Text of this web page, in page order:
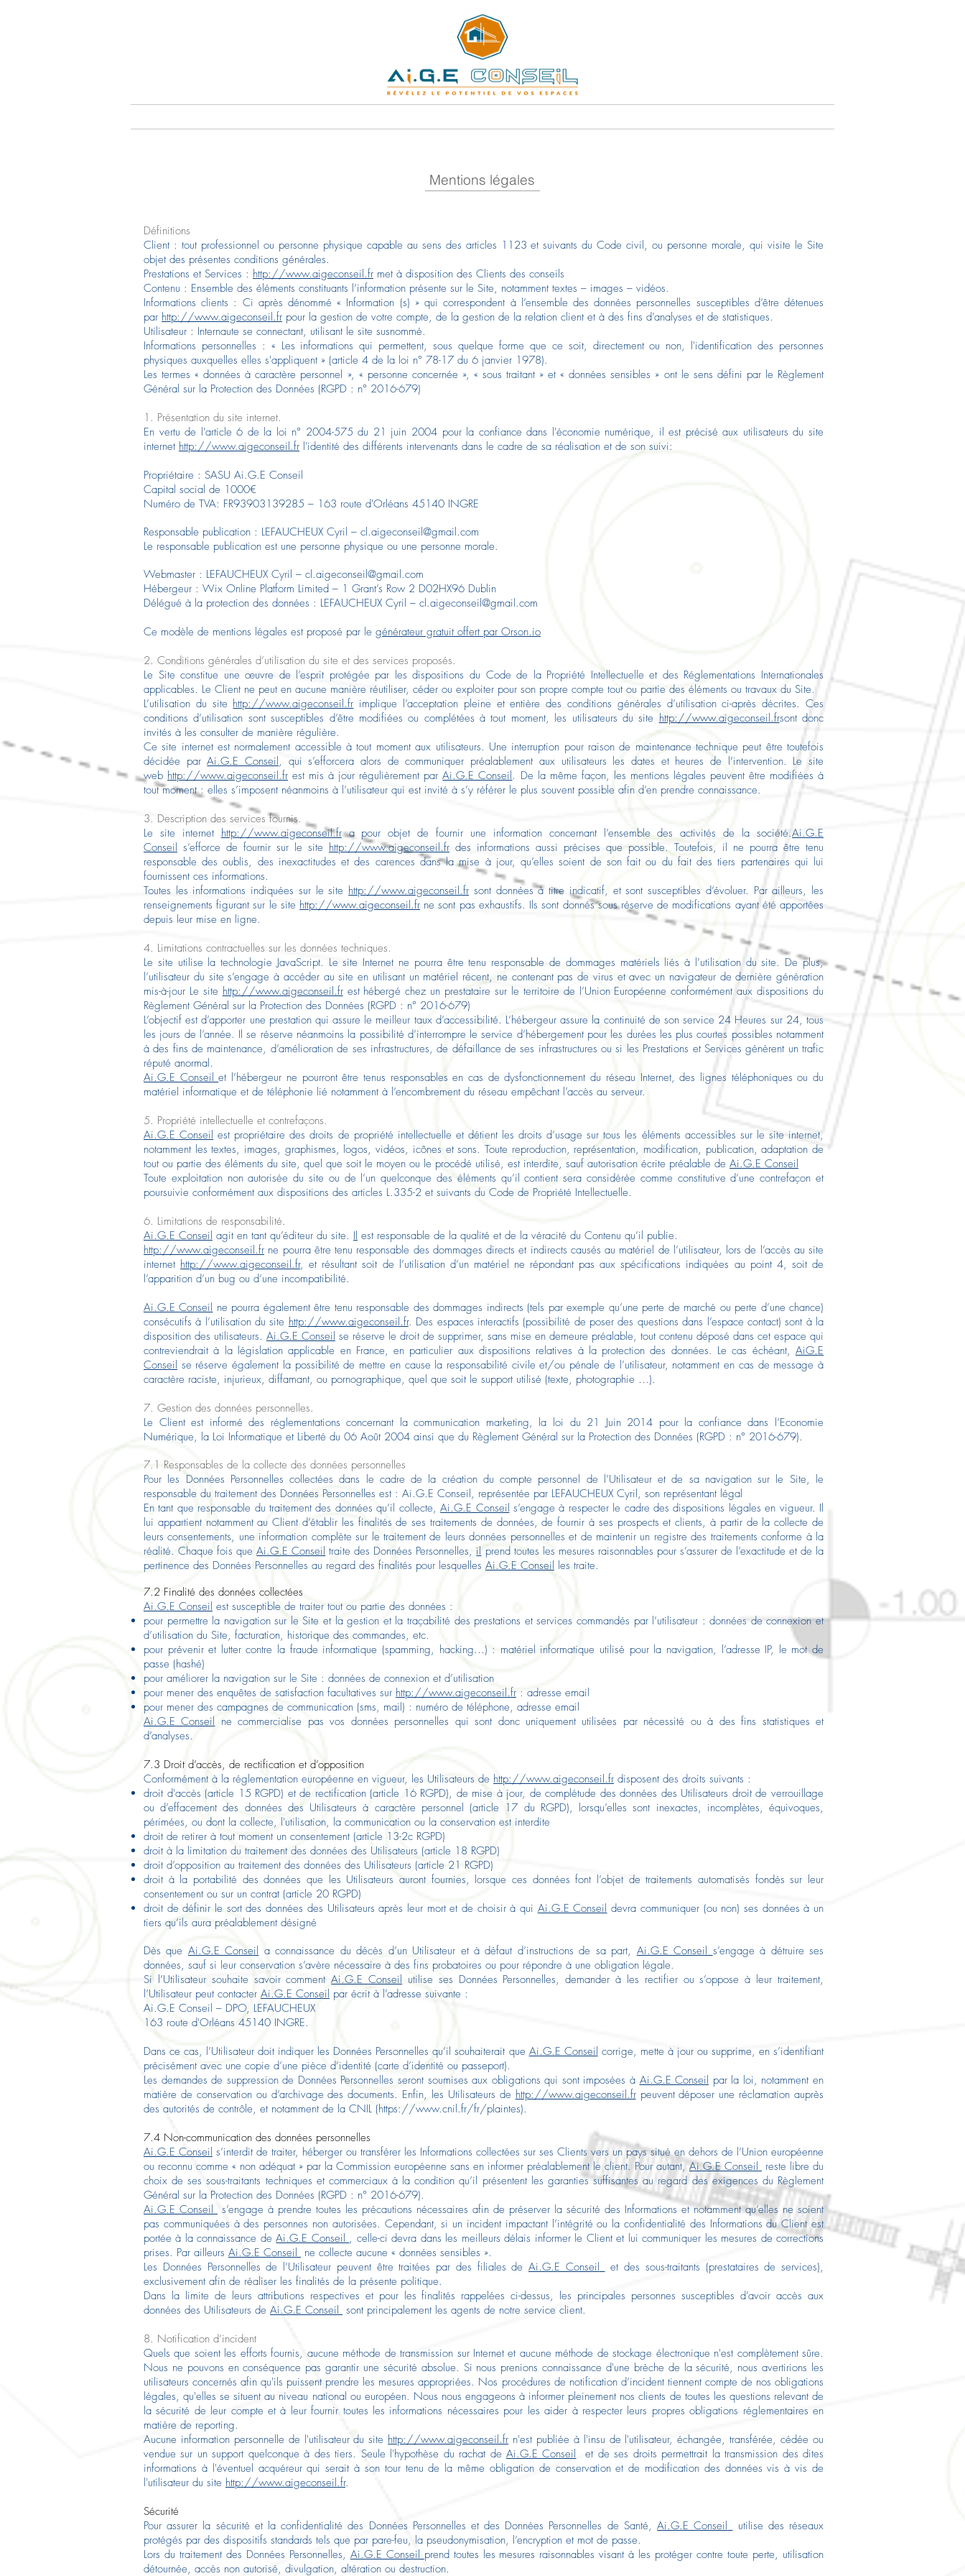
Mentions légales
Définitions
Client : tout professionnel ou personne physique capable au sens des articles 1123 et suivants du Code civil, ou personne morale, qui visite le Site
objet des présentes conditions générales.
Prestations et Services : http://www.aigeconseil.fr met à disposition des Clients des conseils
Contenu : Ensemble des éléments constituants l’information présente sur le Site, notamment textes – images – vidéos.
Informations clients : Ci après dénommé « Information (s) » qui correspondent à l’ensemble des données personnelles susceptibles d’être détenues
par http://www.aigeconseil.fr pour la gestion de votre compte, de la gestion de la relation client et à des fins d’analyses et de statistiques.
Utilisateur : Internaute se connectant, utilisant le site susnommé.
Informations personnelles : « Les informations qui permettent, sous quelque forme que ce soit, directement ou non, l'identification des personnes
physiques auxquelles elles s'appliquent » (article 4 de la loi n° 78-17 du 6 janvier 1978).
Les termes « données à caractère personnel », « personne concernée », « sous traitant » et « données sensibles » ont le sens défini par le Règlement
Général sur la Protection des Données (RGPD : n° 2016-679)
1. Présentation du site internet.
En vertu de l'article 6 de la loi n° 2004-575 du 21 juin 2004 pour la confiance dans l'économie numérique, il est précisé aux utilisateurs du site
internet http://www.aigeconseil.fr l'identité des différents intervenants dans le cadre de sa réalisation et de son suivi:
Propriétaire : SASU Ai.G.E Conseil
Capital social de 1000€
Numéro de TVA: FR93903139285 – 163 route d'Orléans 45140 INGRE
Responsable publication : LEFAUCHEUX Cyril – cl.aigeconseil@gmail.com
Le responsable publication est une personne physique ou une personne morale.
Webmaster : LEFAUCHEUX Cyril – cl.aigeconseil@gmail.com
Hébergeur : Wix Online Platform Limited – 1 Grant’s Row 2 D02HX96 Dublin
Délégué à la protection des données : LEFAUCHEUX Cyril – cl.aigeconseil@gmail.com
Ce modèle de mentions légales est proposé par le générateur gratuit offert par Orson.io
2. Conditions générales d’utilisation du site et des services proposés.
Le Site constitue une œuvre de l’esprit protégée par les dispositions du Code de la Propriété Intellectuelle et des Réglementations Internationales
applicables. Le Client ne peut en aucune manière réutiliser, céder ou exploiter pour son propre compte tout ou partie des éléments ou travaux du Site.
L’utilisation du site http://www.aigeconseil.fr implique l’acceptation pleine et entière des conditions générales d’utilisation ci-après décrites. Ces
conditions d’utilisation sont susceptibles d’être modifiées ou complétées à tout moment, les utilisateurs du site http://www.aigeconseil.frsont donc
invités à les consulter de manière régulière.
Ce site internet est normalement accessible à tout moment aux utilisateurs. Une interruption pour raison de maintenance technique peut être toutefois
décidée parAi.G.E Conseil, qui s’efforcera alors de communiquer préalablement aux utilisateurs les dates et heures de l’intervention. Le site
web http://www.aigeconseil.fr est mis à jour régulièrement parAi.G.E Conseil. De la même façon, les mentions légales peuvent être modifiées à
tout moment : elles s’imposent néanmoins à l’utilisateur qui est invité à s’y référer le plus souvent possible afin d’en prendre connaissance.
3. Description des services fournis.
Le site internet http://www.aigeconseil.fra pour objet de fournir une information concernant l’ensemble des activités de la société.Ai.G.E
Conseil s’efforce de fournir sur le site http://www.aigeconseil.fr des informations aussi précises que possible. Toutefois, il ne pourra être tenu
responsable des oublis, des inexactitudes et des carences dans la mise à jour, qu’elles soient de son fait ou du fait des tiers partenaires qui lui
fournissent ces informations.
Toutes les informations indiquées sur le site http://www.aigeconseil.fr sont données à titre indicatif, et sont susceptibles d’évoluer. Par ailleurs, les
renseignements figurant sur le site http://www.aigeconseil.fr ne sont pas exhaustifs. Ils sont donnés sous réserve de modifications ayant été apportées
depuis leur mise en ligne.
4. Limitations contractuelles sur les données techniques.
Le site utilise la technologie JavaScript. Le site Internet ne pourra être tenu responsable de dommages matériels liés à l’utilisation du site. De plus,
l’utilisateur du site s’engage à accéder au site en utilisant un matériel récent, ne contenant pas de virus et avec un navigateur de dernière génération
mis-à-jour Le site http://www.aigeconseil.frest hébergé chez un prestataire sur le territoire de l’Union Européenne conformément aux dispositions du
Règlement Général sur la Protection des Données (RGPD : n° 2016-679)
L’objectif est d’apporter une prestation qui assure le meilleur taux d’accessibilité. L’hébergeur assure la continuité de son service 24 Heures sur 24, tous
les jours de l’année. Il se réserve néanmoins la possibilité d’interrompre le service d’hébergement pour les durées les plus courtes possibles notamment
à des fins de maintenance, d’amélioration de ses infrastructures, de défaillance de ses infrastructures ou si les Prestations et Services génèrent un trafic
réputé anormal.
Ai.G.E Conseilet l’hébergeur ne pourront être tenus responsables en cas de dysfonctionnement du réseau Internet, des lignes téléphoniques ou du
matériel informatique et de téléphonie lié notamment à l’encombrement du réseau empêchant l’accès au serveur.
5. Propriété intellectuelle et contrefaçons.
Ai.G.E Conseil est propriétaire des droits de propriété intellectuelle et détient les droits d’usage sur tous les éléments accessibles sur le site internet,
notamment les textes, images, graphismes, logos, vidéos, icônes et sons. Toute reproduction, représentation, modification, publication, adaptation de
tout ou partie des éléments du site, quel que soit le moyen ou le procédé utilisé, est interdite, sauf autorisation écrite préalable de Ai.G.E Conseil
Toute exploitation non autorisée du site ou de l’un quelconque des éléments qu’il contient sera considérée comme constitutive d’une contrefaçon et
poursuivie conformément aux dispositions des articles L.335-2 et suivants du Code de Propriété Intellectuelle.
6. Limitations de responsabilité.
Ai.G.E Conseil agit en tant qu’éditeur du site. Il est responsable de la qualité et de la véracité du Contenu qu’il publie.
http://www.aigeconseil.fr ne pourra être tenu responsable des dommages directs et indirects causés au matériel de l’utilisateur, lors de l’accès au site
internet http://www.aigeconseil.fr, et résultant soit de l’utilisation d’un matériel ne répondant pas aux spécifications indiquées au point 4, soit de
l’apparition d’un bug ou d’une incompatibilité.
Ai.G.EConseil ne pourra également être tenu responsable des dommages indirects (tels par exemple qu’une perte de marché ou perte d’une chance)
consécutifs à l’utilisation du site http://www.aigeconseil.fr. Des espaces interactifs (possibilité de poser des questions dans l’espace contact) sont à la
disposition des utilisateurs. Ai.G.E Conseil se réserve le droit de supprimer, sans mise en demeure préalable, tout contenu déposé dans cet espace qui
contreviendrait à la législation applicable en France, en particulier aux dispositions relatives à la protection des données. Le cas échéant, AiG.E
Conseil se réserve également la possibilité de mettre en cause la responsabilité civile et/ou pénale de l’utilisateur, notamment en cas de message à
caractère raciste, injurieux, diffamant, ou pornographique, quel que soit le support utilisé (texte, photographie …).
7. Gestion des données personnelles.
Le Client est informé des réglementations concernant la communication marketing, la loi du 21 Juin 2014 pour la confiance dans l’Economie
Numérique, la Loi Informatique et Liberté du 06 Août 2004 ainsi que du Règlement Général sur la Protection des Données (RGPD : n° 2016-679).
7.1 Responsables de la collecte des données personnelles
Pour les Données Personnelles collectées dans le cadre de la création du compte personnel de l’Utilisateur et de sa navigation sur le Site, le
responsable du traitement des Données Personnelles est : Ai.G.E Conseil, représentée par LEFAUCHEUX Cyril, son représentant légal
En tant que responsable du traitement des données qu’il collecte,Ai.G.E Conseil s’engage à respecter le cadre des dispositions légales en vigueur. Il
lui appartient notamment au Client d’établir les finalités de ses traitements de données, de fournir à ses prospects et clients, à partir de la collecte de
leurs consentements, une information complète sur le traitement de leurs données personnelles et de maintenir un registre des traitements conforme à la
réalité. Chaque fois queAi.G.E Conseil traite des Données Personnelles, ilprend toutes les mesures raisonnables pour s’assurer de l’exactitude et de la
pertinence des Données Personnelles au regard des finalités pour lesquelles Ai.G.E Conseil les traite.
7.2 Finalité des données collectées
Ai.G.E Conseil est susceptible de traiter tout ou partie des données :
pour permettre la navigation sur le Site et la gestion et la traçabilité des prestations et services commandés par l’utilisateur : données de connexion et
d’utilisation du Site, facturation, historique des commandes, etc.
pour prévenir et lutter contre la fraude informatique (spamming, hacking…) : matériel informatique utilisé pour la navigation, l’adresse IP, le mot de
passe (hashé)
pour améliorer la navigation sur le Site : données de connexion et d’utilisation
pour mener des enquêtes de satisfaction facultatives sur http://www.aigeconseil.fr : adresse email
pour mener des campagnes de communication (sms, mail) : numéro de téléphone, adresse email
Ai.G.E Conseil ne commercialise pas vos données personnelles qui sont donc uniquement utilisées par nécessité ou à des fins statistiques et
d’analyses.
7.3 Droit d’accès, de rectification et d’opposition
Conformément à la réglementation européenne en vigueur, les Utilisateurs de http://www.aigeconseil.fr disposent des droits suivants :
droit d'accès (article 15 RGPD) et de rectification (article 16 RGPD), de mise à jour, de complétude des données des Utilisateurs droit de verrouillage
ou d’effacement des données des Utilisateurs à caractère personnel (article 17 du RGPD), lorsqu’elles sont inexactes, incomplètes, équivoques,
périmées, ou dont la collecte, l'utilisation, la communication ou la conservation est interdite
droit de retirer à tout moment un consentement (article 13-2c RGPD)
droit à la limitation du traitement des données des Utilisateurs (article 18 RGPD)
droit d’opposition au traitement des données des Utilisateurs (article 21 RGPD)
droit à la portabilité des données que les Utilisateurs auront fournies, lorsque ces données font l’objet de traitements automatisés fondés sur leur
consentement ou sur un contrat (article 20 RGPD)
droit de définir le sort des données des Utilisateurs après leur mort et de choisir à qui Ai.G.E Conseil devra communiquer (ou non) ses données à un
tiers qu’ils aura préalablement désigné
Dès que Ai.G.E Conseil a connaissance du décès d’un Utilisateur et à défaut d’instructions de sa part, Ai.G.E Conseil s’engage à détruire ses
données, sauf si leur conservation s’avère nécessaire à des fins probatoires ou pour répondre à une obligation légale.
Si l’Utilisateur souhaite savoir commentAi.G.E Conseil utilise ses Données Personnelles, demander à les rectifier ou s’oppose à leur traitement,
l’Utilisateur peut contacter Ai.G.E Conseil par écrit à l’adresse suivante :
Ai.G.E Conseil – DPO, LEFAUCHEUX
163 route d'Orléans 45140 INGRE.
Dans ce cas, l’Utilisateur doit indiquer les Données Personnelles qu’il souhaiterait que Ai.G.E Conseil corrige, mette à jour ou supprime, en s’identifiant
précisément avec une copie d’une pièce d’identité (carte d’identité ou passeport).
Les demandes de suppression de Données Personnelles seront soumises aux obligations qui sont imposées à Ai.G.E Conseil par la loi, notamment en
matière de conservation ou d’archivage des documents. Enfin, les Utilisateurs de http://www.aigeconseil.frpeuvent déposer une réclamation auprès
des autorités de contrôle, et notamment de la CNIL (https://www.cnil.fr/fr/plaintes).
7.4 Non-communication des données personnelles
Ai.G.E Conseil s’interdit de traiter, héberger ou transférer les Informations collectées sur ses Clients vers un pays situé en dehors de l’Union européenne
ou reconnu comme « non adéquat » par la Commission européenne sans en informer préalablement le client. Pour autant,Ai.G.E Conseil reste libre du
choix de ses sous-traitants techniques et commerciaux à la condition qu’il présentent les garanties suffisantes au regard des exigences du Règlement
Général sur la Protection des Données (RGPD : n° 2016-679).
Ai.G.E Conseil
s’engage à prendre toutes les précautions nécessaires afin de préserver la sécurité des Informations et notamment qu’elles ne soient
pas communiquées à des personnes non autorisées. Cependant, si un incident impactant l’intégrité ou la confidentialité des Informations du Client est
portée à la connaissance deAi.G.E Conseil , celle-ci devra dans les meilleurs délais informer le Client et lui communiquer les mesures de corrections
prises. Par ailleurs Ai.G.E Conseil ne collecte aucune « données sensibles ».
Les Données Personnelles de l’Utilisateur peuvent être traitées par des filiales de Ai.G.E Conseil
et des sous-traitants (prestataires de services),
exclusivement afin de réaliser les finalités de la présente politique.
Dans la limite de leurs attributions respectives et pour les finalités rappelées ci-dessus, les principales personnes susceptibles d’avoir accès aux
données des Utilisateurs de Ai.G.E Conseil sont principalement les agents de notre service client.
8. Notification d’incident
Quels que soient les efforts fournis, aucune méthode de transmission sur Internet et aucune méthode de stockage électronique n'est complètement sûre.
Nous ne pouvons en conséquence pas garantir une sécurité absolue. Si nous prenions connaissance d'une brèche de la sécurité, nous avertirions les
utilisateurs concernés afin qu'ils puissent prendre les mesures appropriées. Nos procédures de notification d’incident tiennent compte de nos obligations
légales, qu'elles se situent au niveau national ou européen. Nous nous engageons à informer pleinement nos clients de toutes les questions relevant de
la sécurité de leur compte et à leur fournir toutes les informations nécessaires pour les aider à respecter leurs propres obligations réglementaires en
matière de reporting.
Aucune information personnelle de l'utilisateur du site http://www.aigeconseil.fr n'est publiée à l'insu de l'utilisateur, échangée, transférée, cédée ou
vendue sur un support quelconque à des tiers. Seule l'hypothèse du rachat de Ai.G.E Conseil
et de ses droits permettrait la transmission des dites
informations à l'éventuel acquéreur qui serait à son tour tenu de la même obligation de conservation et de modification des données vis à vis de
l'utilisateur du site http://www.aigeconseil.fr.
Sécurité
Pour assurer la sécurité et la confidentialité des Données Personnelles et des Données Personnelles de Santé,Ai.G.E Conseil
utilise des réseaux
protégés par des dispositifs standards tels que par pare-feu, la pseudonymisation, l’encryption et mot de passe.
Lors du traitement des Données Personnelles, Ai.G.E Conseil prend toutes les mesures raisonnables visant à les protéger contre toute perte, utilisation
détournée, accès non autorisé, divulgation, altération ou destruction.